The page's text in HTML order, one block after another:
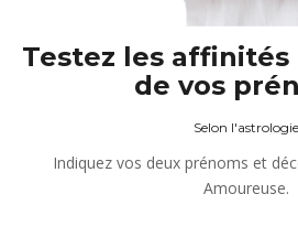
Testez les affinités
de vos
Selon l'astrologie
Indiquez vos deux prénoms et
Amoureuse.